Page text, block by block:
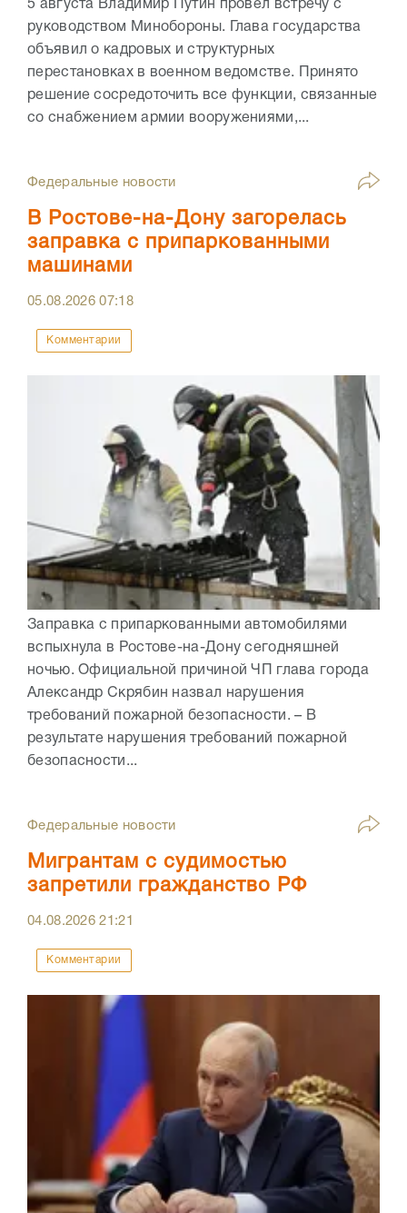
5 августа Владимир Путин провёл встречу с
руководством Минобороны. Глава государства
объявил о кадровых и структурных
перестановках в военном ведомстве. Принято
решение сосредоточить все функции, связанные
со снабжением армии вооружениями,...
Федеральные новости
В Ростове-на-Дону загорелась
заправка с припаркованными
машинами
05.08.202607:18
Комментарии
Заправка с припаркованными автомобилями
вспыхнула в Ростове-на-Дону сегодняшней
ночью. Официальной причиной ЧП глава города
Александр Скрябин назвал нарушения
требований пожарной безопасности. – В
результате нарушения требований пожарной
безопасности...
Федеральные новости
Мигрантам с судимостью
запретили гражданство РФ
04.08.202621:21
Комментарии